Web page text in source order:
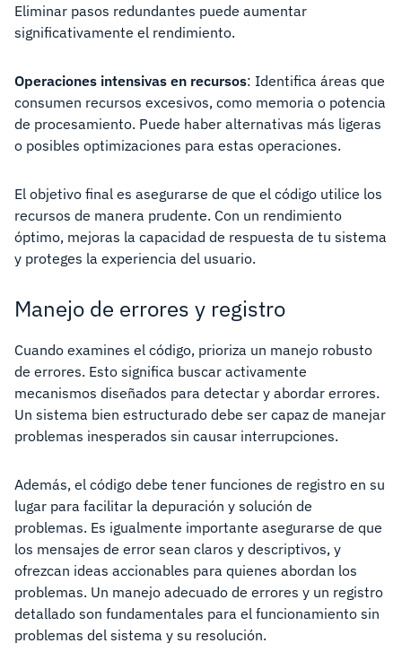
Eliminar pasos redundantes puede aumentar
significativamente el rendimiento.
Operaciones intensivas en recursos: Identifica áreas que
consumen recursos excesivos, como memoria o potencia
de procesamiento. Puede haber alternativas más ligeras
o posibles optimizaciones para estas operaciones.
El objetivo final es asegurarse de que el código utilice los
recursos de manera prudente. Con un rendimiento
óptimo, mejoras la capacidad de respuesta de tu sistema
y proteges la experiencia del usuario.
Manejo de errores y registro
Cuando examines el código, prioriza un manejo robusto
de errores. Esto significa buscar activamente
mecanismos diseñados para detectar y abordar errores.
Un sistema bien estructurado debe ser capaz de manejar
problemas inesperados sin causar interrupciones.
Además, el código debe tener funciones de registro en su
lugar para facilitar la depuración y solución de
problemas. Es igualmente importante asegurarse de que
los mensajes de error sean claros y descriptivos, y
ofrezcan ideas accionables para quienes abordan los
problemas. Un manejo adecuado de errores y un registro
detallado son fundamentales para el funcionamiento sin
problemas del sistema y su resolución.